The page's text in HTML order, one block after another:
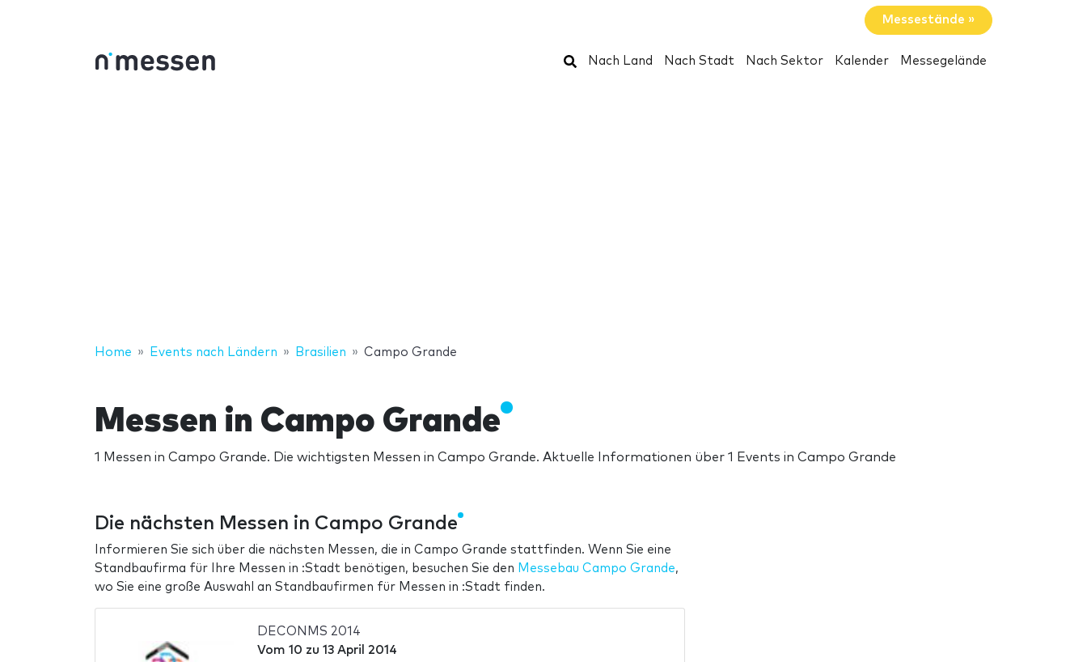
Messestände »
Suchen
Nach Land Nach Stadt Nach Sektor Kalender Messegelände
Home Events nach Ländern Brasilien Campo Grande
Messen in Campo Grande
1 Messen in Campo Grande. Die wichtigsten Messen in Campo Grande. Aktuelle Informationen über 1 Events in Campo Grande
Die nächsten Messen in Campo Grande
Informieren Sie sich über die nächsten Messen, die in Campo Grande stattfinden. Wenn Sie eine
Standbaufirma für Ihre Messen in :Stadt benötigen, besuchen Sie den Messebau Campo Grande,
wo Sie eine große Auswahl an Standbaufirmen für Messen in :Stadt finden.
DECONMS 2014
Vom 10 zu 13 April 2014